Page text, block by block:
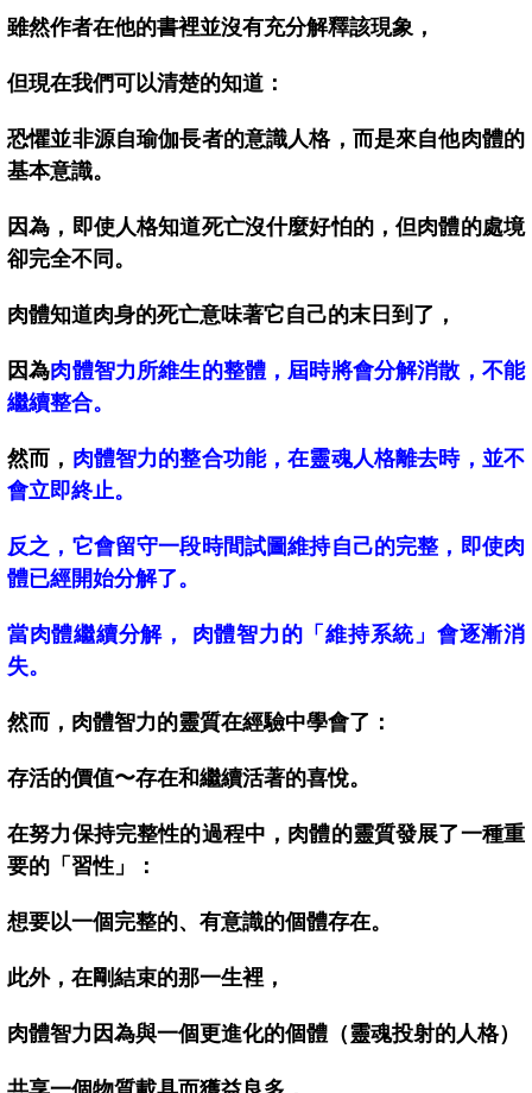
雖然作者在他的書裡並沒有充分解釋該現象，
但現在我們可以清楚的知道：
恐懼並非源自瑜伽長者的意識人格，而是來自他肉體的
基本意識。
因為，即使人格知道死亡沒什麼好怕的，但肉體的處境
卻完全不同。
肉體知道肉身的死亡意味著它自己的末日到了，
因為肉體智力所維生的整體，屆時將會分解消散，不能
繼續整合。
然而， 肉體智力的整合功能，在靈魂人格離去時，並不
會立即終止。
反之，它會留守一段時間試圖維持自己的完整，即使肉
體已經開始分解了。
當肉體繼續分解， 肉體智力的「維持系統」會逐漸消
失。
然而，肉體智力的靈質在經驗中學會了：
存活的價值〜存在和繼續活著的喜悅。
在努力保持完整性的過程中，肉體的靈質發展了一種重
要的「習性」：
想要以一個完整的、有意識的個體存在。
此外，在剛結束的那一生裡，
肉體智力因為與一個更進化的個體（靈魂投射的人格）